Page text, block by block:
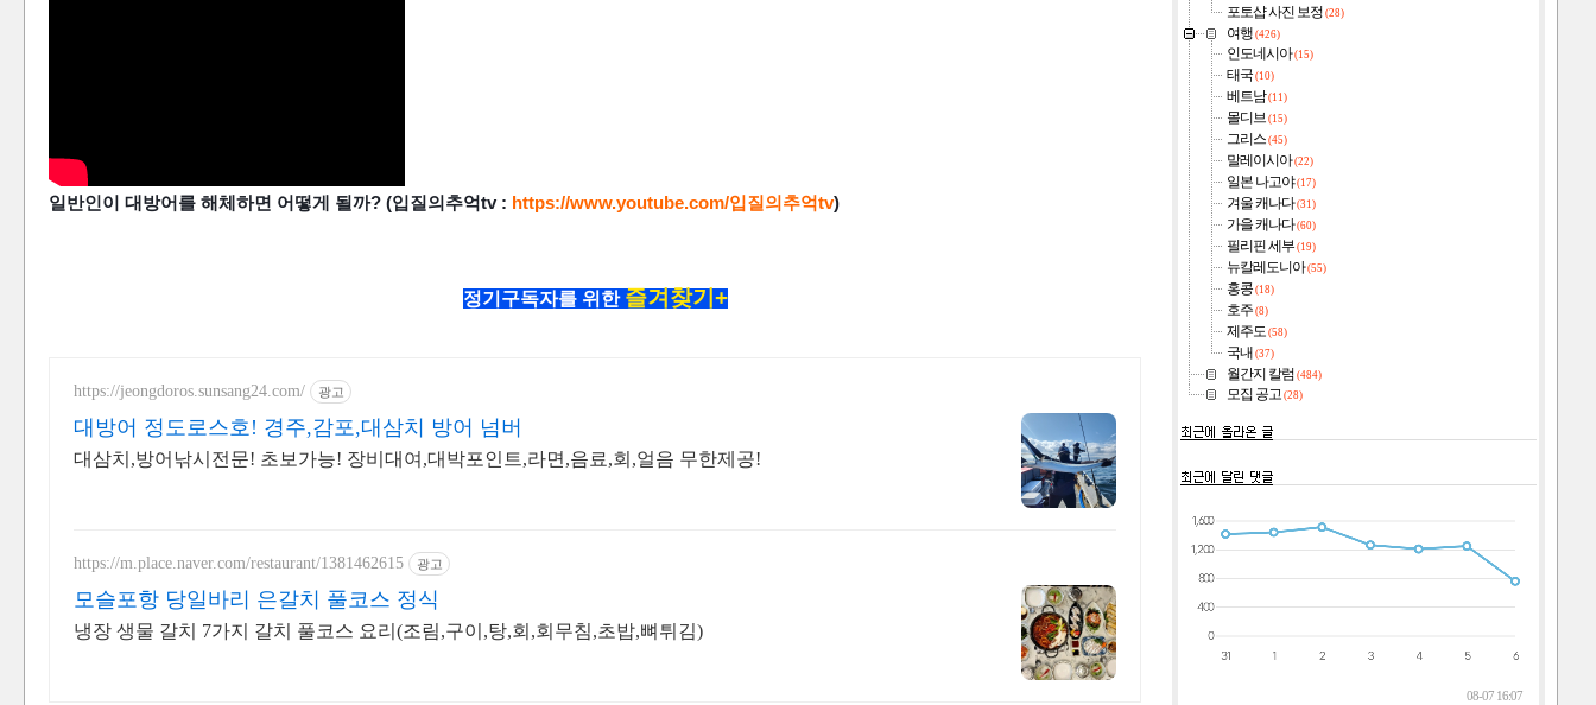
일반인이 대방어를 해체하면 어떻게 될까? (입질의추억tv : https://www.youtube.com/입질의추억tv)
정기구독자를 위한즐겨찾기+
https://jeongdoros.sunsang24.com/ 광고
대방어 정도로스호! 경주,감포,대삼치 방어 넘버
대삼치,방어낚시전문! 초보가능! 장비대여,대박포인트,라면,음료,회,얼음 무한제공!
https://m.place.naver.com/restaurant/1381462615 광고
모슬포항 당일바리 은갈치 풀코스 정식
냉장 생물 갈치 7가지 갈치 풀코스 요리(조림,구이,탕,회,회무침,초밥,뼈튀김)
포토샵 사진 보정 (28)
여행 (426)
인도네시아(15)
태국 (10)
베트남(11)
몰디브 (15)
그리스 (45)
말레이시아(22)
일본 나고야(17)
겨울 캐나다(31)
가을 캐나다(60)
필리핀 세부 (19)
뉴칼레도니아(55)
홍콩 (18)
호주 (8)
제주도 (58)
국내 (37)
월간지 칼럼 (484)
모집 공고 (28)
08-07 16:07